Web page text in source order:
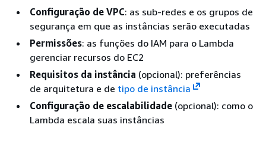
Configuração de VPC: as sub-redes e os grupos de
segurança em que as instâncias serão executadas
Permissões: as funções do IAM para o Lambda
gerenciar recursos do EC2
Requisitos da instância (opcional): preferências
de arquitetura e de tipo de instância
Configuração de escalabilidade (opcional): como o
Lambda escala suas instâncias